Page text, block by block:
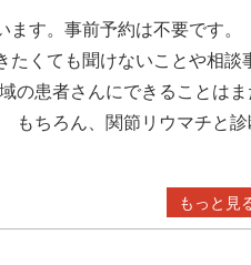
ます。事前予約は不要です
たくても聞けないことや相談
の患者さんにできることは
もちろん、関節リウマチと
もっと見